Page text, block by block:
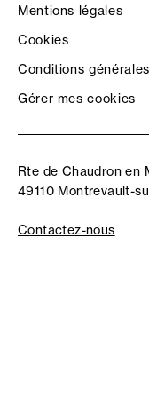
Mentions légales
Cookies
Conditions
Gérer mes cookies
Rte de Chaudron en
49110 Montrevault-
Contactez-nous